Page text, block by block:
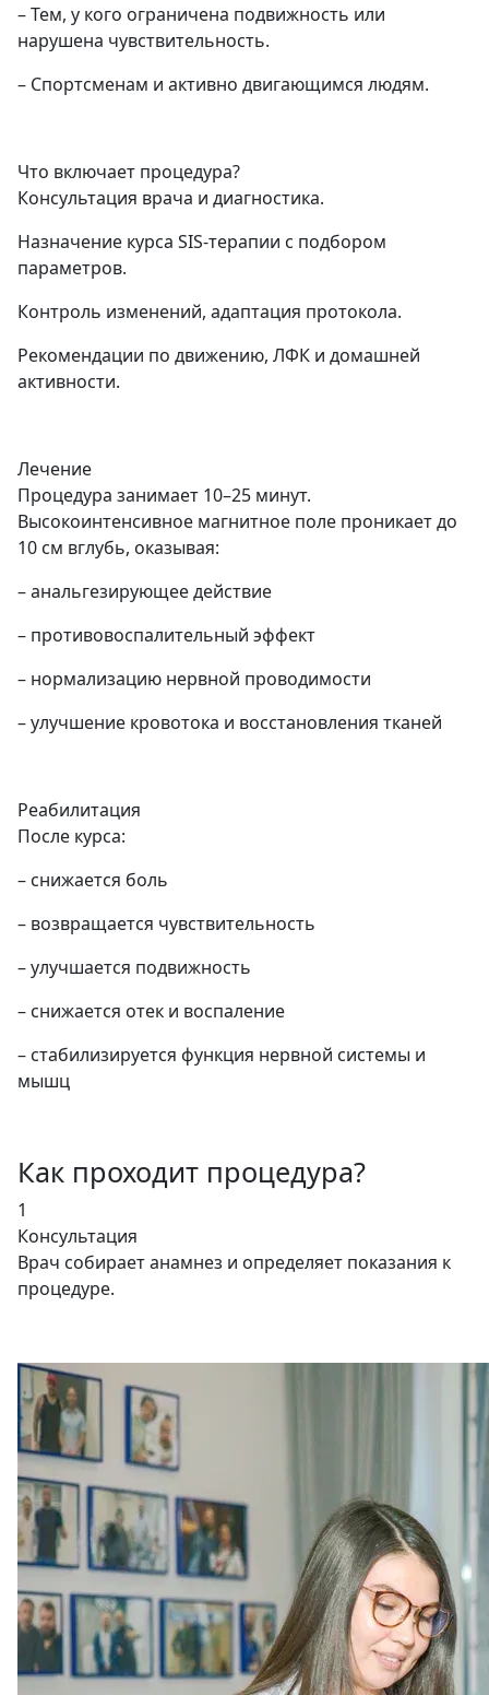
– Тем, у кого ограничена подвижность или
нарушена чувствительность.
– Спортсменам и активно двигающимся людям.
Что включает процедура?
Консультация врача и диагностика.
Назначение курса SIS-терапии с подбором
параметров.
Контроль изменений, адаптация протокола.
Рекомендации по движению, ЛФК и домашней
активности.
Лечение
Процедура занимает 10–25 минут.
Высокоинтенсивное магнитное поле проникает до
10 см вглубь, оказывая:
– анальгезирующее действие
– противовоспалительный эффект
– нормализацию нервной проводимости
– улучшение кровотока и восстановления тканей
Реабилитация
После курса:
– снижается боль
– возвращается чувствительность
– улучшается подвижность
– снижается отек и воспаление
– стабилизируется функция нервной системы и
мышц
Как проходит процедура?
1
Консультация
Врач собирает анамнез и определяет показания к
процедуре.